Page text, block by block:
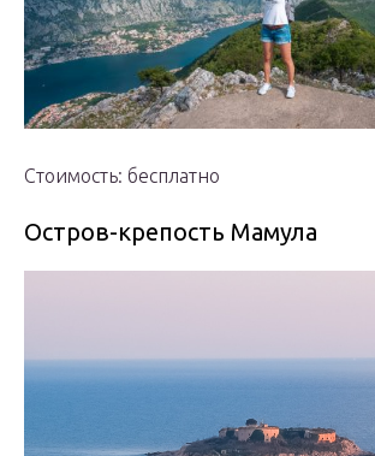
Стоимость: бесплатно
Остров-крепость Мамула